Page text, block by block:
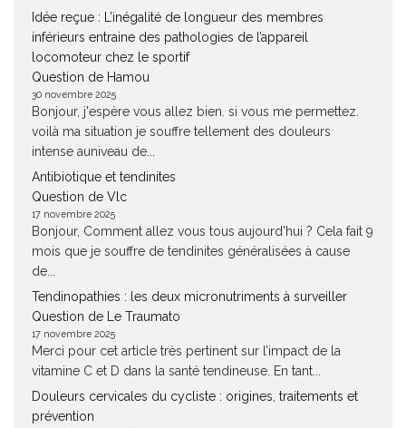
Idée reçue : L’inégalité de longueur des membres
inférieurs entraine des pathologies de l’appareil
locomoteur chez le sportif
Question de Hamou
30 novembre 2025
Bonjour, j'espère vous allez bien. si vous me permettez.
voilà ma situation je souffre tellement des douleurs
intense auniveau de...
Antibiotique et tendinites
Question de Vlc
17 novembre 2025
Bonjour, Comment allez vous tous aujourd'hui ? Cela fait 9
mois que je souffre de tendinites généralisées à cause
de...
Tendinopathies : les deux micronutriments à surveiller
Question de Le Traumato
17 novembre 2025
Merci pour cet article très pertinent sur l’impact de la
vitamine C et D dans la santé tendineuse. En tant...
Douleurs cervicales du cycliste : origines, traitements et
prévention